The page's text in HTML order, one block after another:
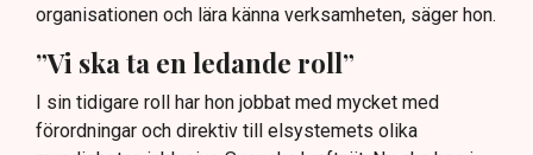
organisationen och lära känna verksamheten, säger hon.
”Vi ska ta en ledande roll”
I sin tidigare roll har hon jobbat med mycket med
förordningar och direktiv till elsystemets olika